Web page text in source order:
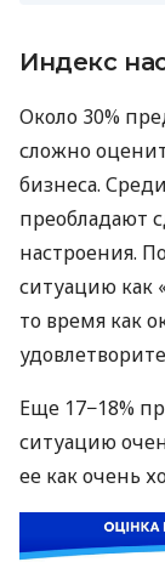
Индекс
Около 30%
сложно
бизнеса.
преобладают
настроения.
ситуацию как
то время как
Еще 17−18%
ситуацию
ее как очень